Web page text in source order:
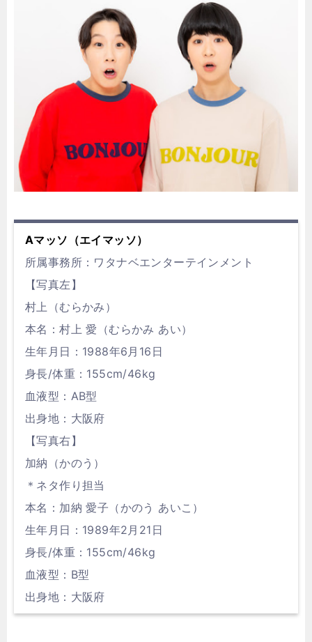
Aマッソ（エイマッソ）
所属事務所：ワタナベエンターテインメント
【写真左】
村上（むらかみ）
本名：村上 愛（むらかみ あい）
生年月日：1988年6月16日
身長/体重：155cm/46kg
血液型：AB型
出身地：大阪府
【写真右】
加納（かのう）
＊ネタ作り担当
本名：加納 愛子（かのう あいこ）
生年月日：1989年2月21日
身長/体重：155cm/46kg
血液型：B型
出身地：大阪府